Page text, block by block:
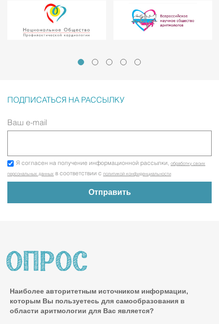
ПОДПИСАТЬСЯ НА РАССЫЛКУ
Ваш e-mail
Я согласен на получение информационной рассылки, обработку своих
персональных данных в соответствии с политикой конфиденциальности
Наиболее авторитетным источником информации,
которым Вы пользуетесь для самообразования в
области аритмологии для Вас является?